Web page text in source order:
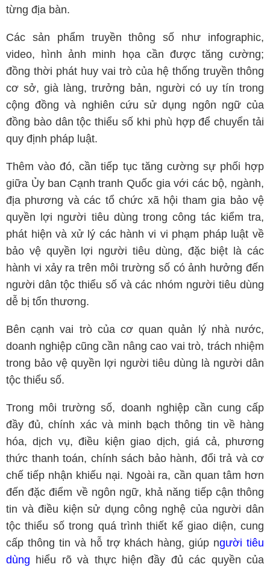
từng địa bàn.
Các sản phẩm truyền thông số như infographic,
video, hình ảnh minh họa cần được tăng cường;
đồng thời phát huy vai trò của hệ thống truyền thông
cơ sở, già làng, trưởng bản, người có uy tín trong
cộng đồng và nghiên cứu sử dụng ngôn ngữ của
đồng bào dân tộc thiểu số khi phù hợp để chuyển tải
quy định pháp luật.
Thêm vào đó, cần tiếp tục tăng cường sự phối hợp
giữa Ủy ban Cạnh tranh Quốc gia với các bộ, ngành,
địa phương và các tổ chức xã hội tham gia bảo vệ
quyền lợi người tiêu dùng trong công tác kiểm tra,
phát hiện và xử lý các hành vi vi phạm pháp luật về
bảo vệ quyền lợi người tiêu dùng, đặc biệt là các
hành vi xảy ra trên môi trường số có ảnh hưởng đến
người dân tộc thiểu số và các nhóm người tiêu dùng
dễ bị tổn thương.
Bên cạnh vai trò của cơ quan quản lý nhà nước,
doanh nghiệp cũng cần nâng cao vai trò, trách nhiệm
trong bảo vệ quyền lợi người tiêu dùng là người dân
tộc thiểu số.
Trong môi trường số, doanh nghiệp cần cung cấp
đầy đủ, chính xác và minh bạch thông tin về hàng
hóa, dịch vụ, điều kiện giao dịch, giá cả, phương
thức thanh toán, chính sách bảo hành, đổi trả và cơ
chế tiếp nhận khiếu nại. Ngoài ra, cần quan tâm hơn
đến đặc điểm về ngôn ngữ, khả năng tiếp cận thông
tin và điều kiện sử dụng công nghệ của người dân
tộc thiểu số trong quá trình thiết kế giao diện, cung
cấp thông tin và hỗ trợ khách hàng, giúp người tiêu
dùng hiểu rõ và thực hiện đầy đủ các quyền của